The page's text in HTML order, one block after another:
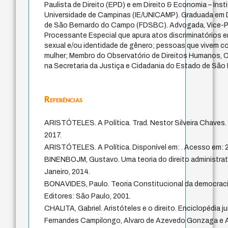
Paulista de Direito (EPD) e em Direito & Economia –
Universidade de Campinas (IE/UNICAMP). Graduada
de São Bernardo do Campo (FDSBC). Advogada,
Processante Especial que apura atos discriminatórios
sexual e/ou identidade de gênero; pessoas que vivem
mulher; Membro do Observatório de Direitos Humanos,
na Secretaria da Justiça e Cidadania do Estado de São
Referências
ARISTÓTELES. A Política. Trad. Nestor Silveira
2017.
ARISTÓTELES. A Política. Disponível em: . Acesso em:
BINENBOJM, Gustavo. Uma teoria do direito
Janeiro, 2014.
BONAVIDES, Paulo. Teoria Constitucional da
Editores: São Paulo, 2001.
CHALITA, Gabriel. Aristóteles e o direito. Enciclopédia
Fernandes Campilongo, Alvaro de Azevedo Gonzaga e